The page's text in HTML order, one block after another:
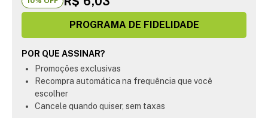
PROGRAMA DE FIDELIDADE
POR QUE ASSINAR?
Promoções exclusivas
Recompra automática na frequência que você
escolher
Cancele quando quiser, sem taxas